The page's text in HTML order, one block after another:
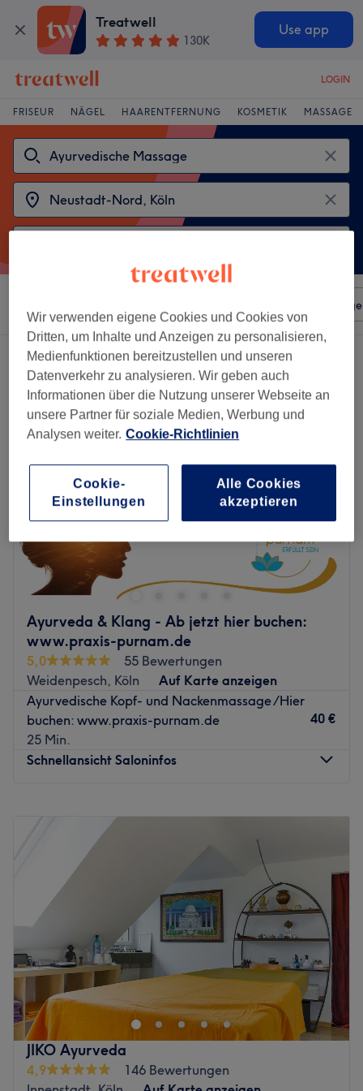
Treatwell
130K
Use app
LOGIN
FRISEUR NÄGEL HAARENTFERNUNG KOSMETIK MASSAGE
2 Salons die anbieten:
ayurvedische massagen in der Nähe von Neustadt-Nord, Köln
Ayurveda & Klang - Ab jetzt hier buchen:
www.praxis-purnam.de
5,0
55 Bewertungen
Weidenpesch, Köln
Auf Karte anzeigen
Ayurvedische Kopf- und Nackenmassage /Hier
buchen: www.praxis-purnam.de
25 Min.
40 €
Schnellansicht Saloninfos
Dienstag
Mittwoch
09:30
Donnerstag
09:30
Freitag
09:00–20:00
Samstag
10:00–20:00
Geschlossen
Hinweis:
Sehr geehrte Kundinnen und Kunden!
Ab sofort sind Ayurvedische Massagen über die
Webseite: www.praxis-purnam.de zu buchen.
Neukunden für Sugaring nehme ich nur noch bis zum
30.08.2026 an. Bitte vereinbare deinen Termin
JIKO Ayurveda
4,9
146 Bewertungen
Wir verwenden eigene Cookies und Cookies von
Dritten, um Inhalte und Anzeigen zu personalisieren,
Medienfunktionen bereitzustellen und unseren
Datenverkehr zu analysieren. Wir geben auch
Informationen über die Nutzung unserer Webseite an
unsere Partner für soziale Medien, Werbung und
Analysen weiter. Cookie-Richtlinien
Cookie-
Einstellungen
Alle Cookies
akzeptieren